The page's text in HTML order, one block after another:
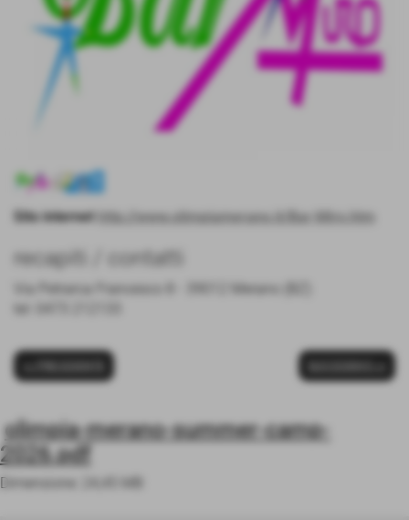
Sito internet http://www.olimpiamerano.it/Bar-Miro.htm
recapiti / contatti
olimpia-merano-summer-camp-
2026.pdf
Dimensione: 24,45 MB